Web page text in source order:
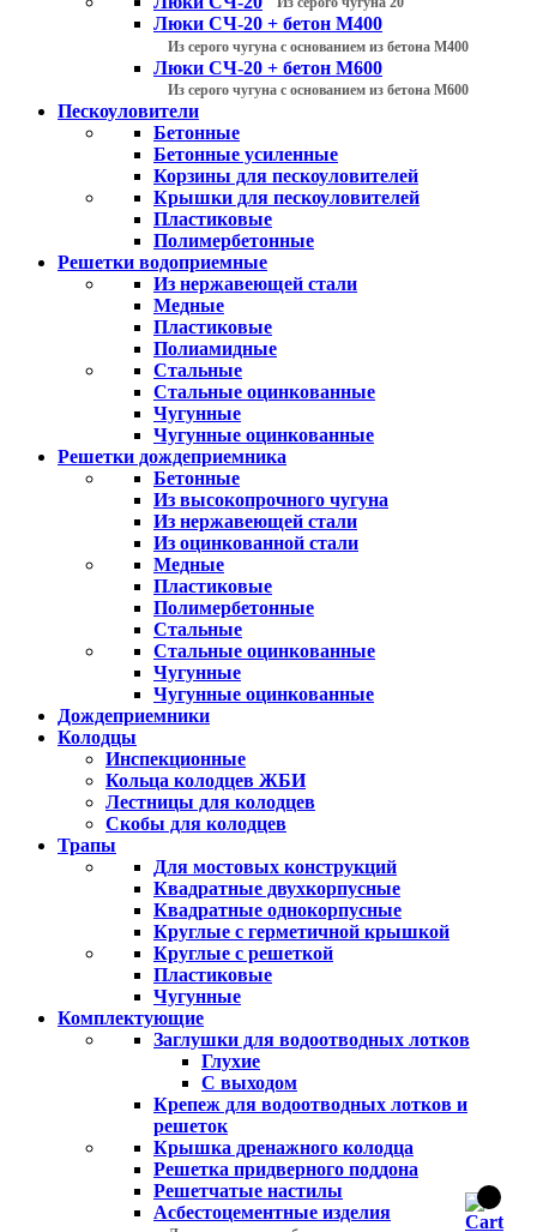
Люки СЧ-20 + бетон М400
Из серого чугуна с основанием из бетона М400
Люки СЧ-20 + бетон М600
Из серого чугуна с основанием из бетона М600
Пескоуловители
Бетонные
Бетонные усиленные
Корзины для пескоуловителей
Крышки для пескоуловителей
Пластиковые
Полимербетонные
Решетки водоприемные
Из нержавеющей стали
Медные
Пластиковые
Полиамидные
Стальные
Стальные оцинкованные
Чугунные
Чугунные оцинкованные
Решетки дождеприемника
Бетонные
Из высокопрочного чугуна
Из нержавеющей стали
Из оцинкованной стали
Медные
Пластиковые
Полимербетонные
Стальные
Стальные оцинкованные
Чугунные
Чугунные оцинкованные
Дождеприемники
Колодцы
Инспекционные
Кольца колодцев ЖБИ
Лестницы для колодцев
Скобы для колодцев
Трапы
Для мостовых конструкций
Квадратные двухкорпусные
Квадратные однокорпусные
Круглые с герметичной крышкой
Круглые с решеткой
Пластиковые
Чугунные
Комплектующие
Заглушки для водоотводных лотков
Глухие
С выходом
Крепеж для водоотводных лотков и
решеток
Крышка дренажного колодца
Решетка придверного поддона
Решетчатые настилы
Асбестоцементные изделия